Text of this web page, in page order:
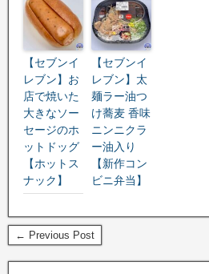
【セブンイ
レブン】お
店で焼いた
大きなソー
セージのホ
ットドッグ
【ホットス
ナック】
【セブンイ
レブン】太
麺ラー油つ
け蕎麦 香味
ニンニクラ
ー油入り
【新作コン
ビニ弁当】
← Previous Post